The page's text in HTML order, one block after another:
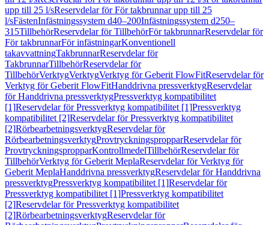
upp till 25 l/sReservdelar för För takbrunnar upp till 25
l/sFästenInfästningssystem d40–200Infästningssystem d250–
315TillbehörReservdelar för TillbehörFör takbrunnarReservdelar för
För takbrunnarFör infästningarKonventionell
takavvattningTakbrunnarReservdelar för
TakbrunnarTillbehörReservdelar för
TillbehörVerktygVerktygVerktyg för Geberit FlowFitReservdelar för
Verktyg för Geberit FlowFitHanddrivna pressverktygReservdelar
för Handdrivna pressverktygPressverktyg kompatibilitet
[1]Reservdelar för Pressverktyg kompatibilitet [1]Pressverktyg
kompatibilitet [2]Reservdelar för Pressverktyg kompatibilitet
[2]RörbearbetningsverktygReservdelar för
RörbearbetningsverktygProvtryckningspropparReservdelar för
ProvtryckningspropparKontrollmedelTillbehörReservdelar för
TillbehörVerktyg för Geberit MeplaReservdelar för Verktyg för
Geberit MeplaHanddrivna pressverktygReservdelar för Handdrivna
pressverktygPressverktyg kompatibilitet [1]Reservdelar för
Pressverktyg kompatibilitet [1]Pressverktyg kompatibilitet
[2]Reservdelar för Pressverktyg kompatibilitet
[2]RörbearbetningsverktygReservdelar för